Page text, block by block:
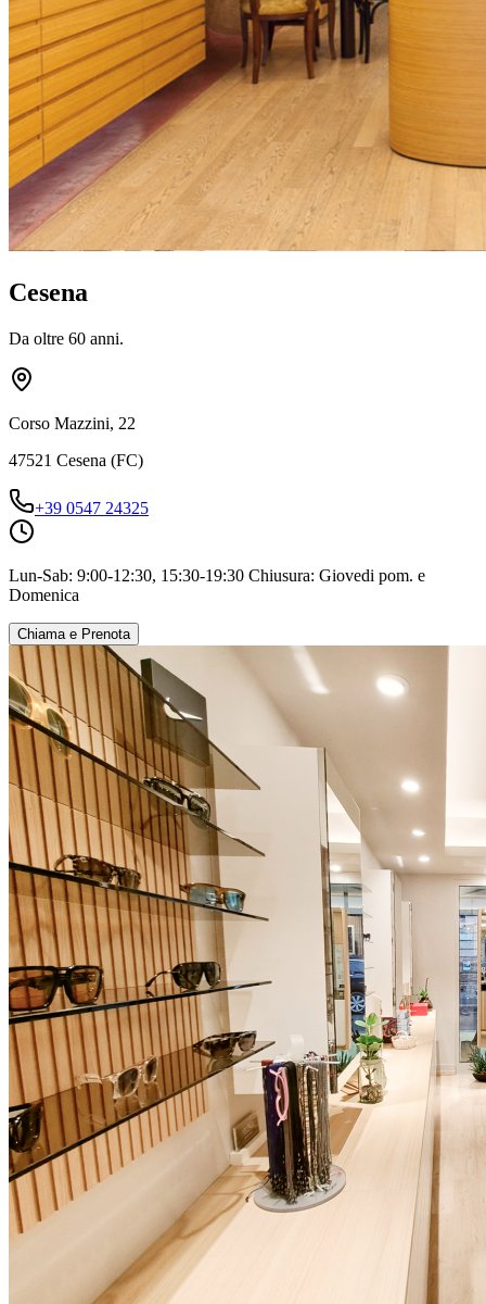
Cesena
Da oltre 60 anni.
Corso Mazzini, 22
47521 Cesena (FC)
+39 0547 24325
Lun-Sab: 9:00-12:30, 15:30-19:30 Chiusura: Giovedi pom. e
Domenica
Chiama e Prenota